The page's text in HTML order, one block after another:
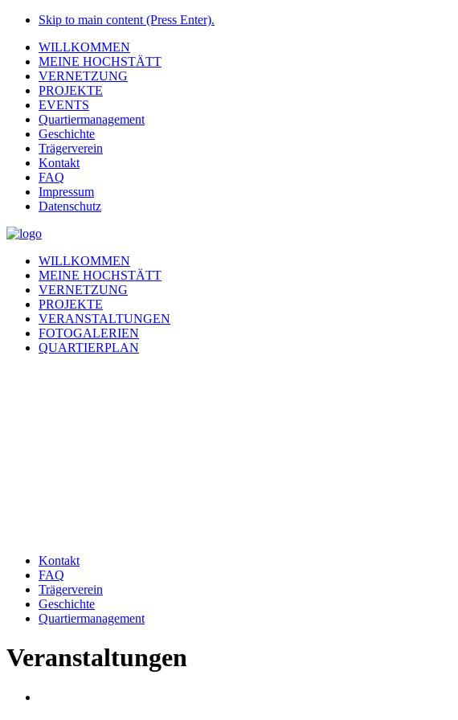
Skip to main content (Press Enter).
WILLKOMMEN
MEINE HOCHSTÄTT
VERNETZUNG
PROJEKTE
EVENTS
Quartiermanagement
Geschichte
Trägerverein
Kontakt
FAQ
Impressum
Datenschutz
WILLKOMMEN
MEINE HOCHSTÄTT
VERNETZUNG
PROJEKTE
VERANSTALTUNGEN
FOTOGALERIEN
QUARTIERPLAN
Kontakt
FAQ
Trägerverein
Geschichte
Quartiermanagement
Veranstaltungen